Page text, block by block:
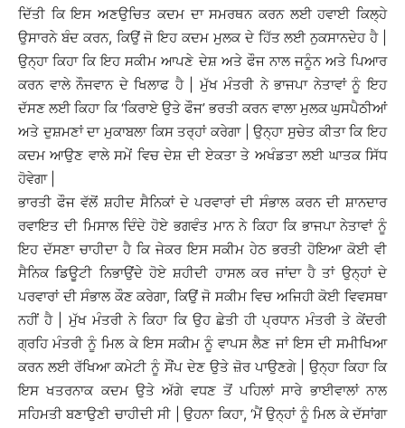
ਦਿੱਤੀ ਕਿ ਇਸ ਅਣਉਚਿਤ ਕਦਮ ਦਾ ਸਮਰਥਨ ਕਰਨ ਲਈ ਹਵਾਈ ਕਿਲ੍ਹੇ
ਉਸਾਰਨੇ ਬੰਦ ਕਰਨ, ਕਿਉਂ ਜੋ ਇਹ ਕਦਮ ਮੁਲਕ ਦੇ ਹਿੱਤ ਲਈ ਨੁਕਸਾਨਦੇਹ ਹੈ |
ਉਨ੍ਹਾ ਕਿਹਾ ਕਿ ਇਹ ਸਕੀਮ ਆਪਣੇ ਦੇਸ਼ ਅਤੇ ਫੌਜ ਨਾਲ ਜਨੂੰਨ ਅਤੇ ਪਿਆਰ
ਕਰਨ ਵਾਲੇ ਨੌਜਵਾਨ ਦੇ ਖਿਲਾਫ ਹੈ | ਮੁੱਖ ਮੰਤਰੀ ਨੇ ਭਾਜਪਾ ਨੇਤਾਵਾਂ ਨੂੰ ਇਹ
ਦੱਸਣ ਲਈ ਕਿਹਾ ਕਿ ‘ਕਿਰਾਏ ਉਤੇ ਫੌਜ’ ਭਰਤੀ ਕਰਨ ਵਾਲਾ ਮੁਲਕ ਘੁਸਪੈਠੀਆਂ
ਅਤੇ ਦੁਸ਼ਮਣਾਂ ਦਾ ਮੁਕਾਬਲਾ ਕਿਸ ਤਰ੍ਹਾਂ ਕਰੇਗਾ | ਉਨ੍ਹਾ ਸੁਚੇਤ ਕੀਤਾ ਕਿ ਇਹ
ਕਦਮ ਆਉਣ ਵਾਲੇ ਸਮੇਂ ਵਿਚ ਦੇਸ਼ ਦੀ ਏਕਤਾ ਤੇ ਅਖੰਡਤਾ ਲਈ ਘਾਤਕ ਸਿੱਧ
ਹੋਵੇਗਾ |
ਭਾਰਤੀ ਫੌਜ ਵੱਲੋਂ ਸ਼ਹੀਦ ਸੈਨਿਕਾਂ ਦੇ ਪਰਵਾਰਾਂ ਦੀ ਸੰਭਾਲ ਕਰਨ ਦੀ ਸ਼ਾਨਦਾਰ
ਰਵਾਇਤ ਦੀ ਮਿਸਾਲ ਦਿੰਦੇ ਹੋਏ ਭਗਵੰਤ ਮਾਨ ਨੇ ਕਿਹਾ ਕਿ ਭਾਜਪਾ ਨੇਤਾਵਾਂ ਨੂੰ
ਇਹ ਦੱਸਣਾ ਚਾਹੀਦਾ ਹੈ ਕਿ ਜੇਕਰ ਇਸ ਸਕੀਮ ਹੇਠ ਭਰਤੀ ਹੋਇਆ ਕੋਈ ਵੀ
ਸੈਨਿਕ ਡਿਊਟੀ ਨਿਭਾਉਂਦੇ ਹੋਏ ਸ਼ਹੀਦੀ ਹਾਸਲ ਕਰ ਜਾਂਦਾ ਹੈ ਤਾਂ ਉਨ੍ਹਾਂ ਦੇ
ਪਰਵਾਰਾਂ ਦੀ ਸੰਭਾਲ ਕੌਣ ਕਰੇਗਾ, ਕਿਉਂ ਜੋ ਸਕੀਮ ਵਿਚ ਅਜਿਹੀ ਕੋਈ ਵਿਵਸਥਾ
ਨਹੀਂ ਹੈ | ਮੁੱਖ ਮੰਤਰੀ ਨੇ ਕਿਹਾ ਕਿ ਉਹ ਛੇਤੀ ਹੀ ਪ੍ਰਧਾਨ ਮੰਤਰੀ ਤੇ ਕੇਂਦਰੀ
ਗ੍ਰਹਿ ਮੰਤਰੀ ਨੂੰ ਮਿਲ ਕੇ ਇਸ ਸਕੀਮ ਨੂੰ ਵਾਪਸ ਲੈਣ ਜਾਂ ਇਸ ਦੀ ਸਮੀਖਿਆ
ਕਰਨ ਲਈ ਰੱਖਿਆ ਕਮੇਟੀ ਨੂੰ ਸੌਂਪ ਦੇਣ ਉਤੇ ਜ਼ੋਰ ਪਾਉਣਗੇ | ਉਨ੍ਹਾ ਕਿਹਾ ਕਿ
ਇਸ ਖਤਰਨਾਕ ਕਦਮ ਉਤੇ ਅੱਗੇ ਵਧਣ ਤੋਂ ਪਹਿਲਾਂ ਸਾਰੇ ਭਾਈਵਾਲਾਂ ਨਾਲ
ਸਹਿਮਤੀ ਬਣਾਉਣੀ ਚਾਹੀਦੀ ਸੀ | ਉਹਨਾ ਕਿਹਾ, ‘ਮੈਂ ਉਨ੍ਹਾਂ ਨੂੰ ਮਿਲ ਕੇ ਦੱਸਾਂਗਾ